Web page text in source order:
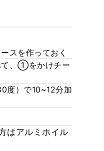
スを作っておく
て、①をかけチー
度）で10~12分加
はアルミホイル